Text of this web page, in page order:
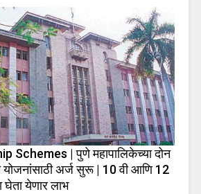
Schemes | पुणे महापालिकेच्या दोन
योजनांसाठी अर्ज सुरू | 10 वी आणि 12
घेता येणार लाभ